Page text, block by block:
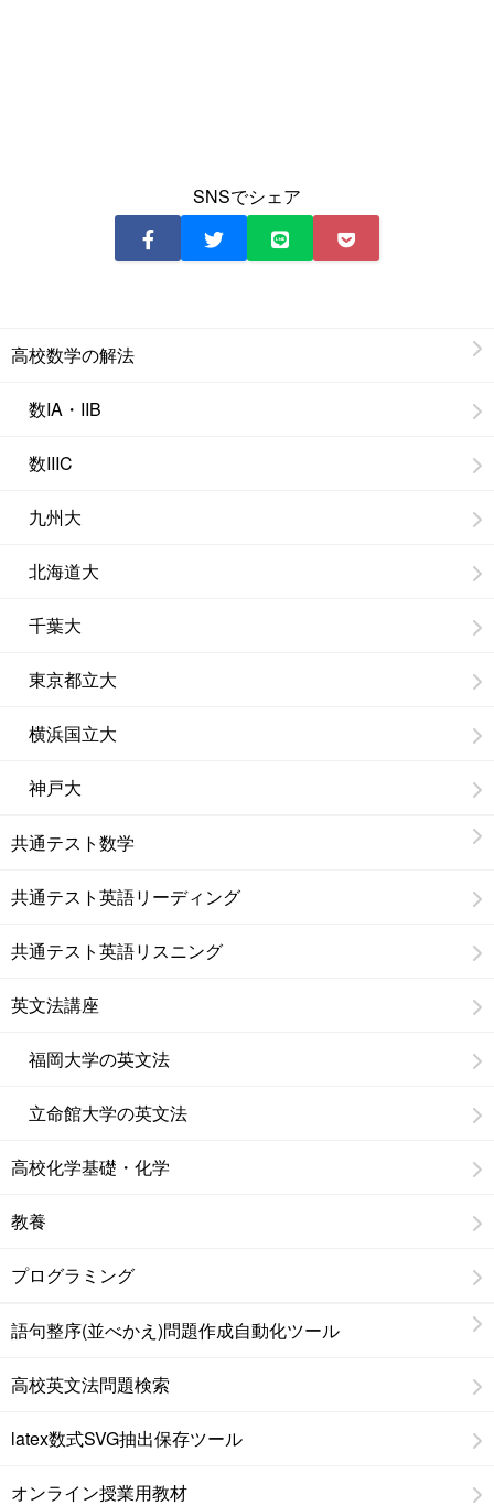
SNSでシェア
高校数学の解法
数IA・IIB
数IIIC
九州大
北海道大
千葉大
東京都立大
横浜国立大
神戸大
共通テスト数学
共通テスト英語リーディング
共通テスト英語リスニング
英文法講座
福岡大学の英文法
立命館大学の英文法
高校化学基礎・化学
教養
プログラミング
語句整序(並べかえ)問題作成自動化ツール
高校英文法問題検索
latex数式SVG抽出保存ツール
オンライン授業用教材